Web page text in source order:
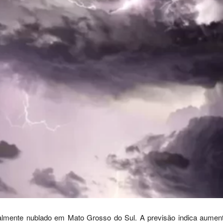
nublado em Mato Grosso do Sul. A previsão indica